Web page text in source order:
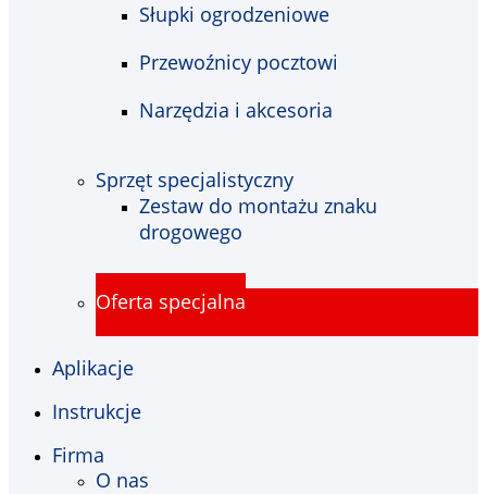
Słupki ogrodzeniowe
Przewoźnicy pocztowi
Narzędzia i akcesoria
Sprzęt specjalistyczny
Zestaw do montażu znaku
drogowego
Oferta specjalna
Aplikacje
Instrukcje
Firma
O nas